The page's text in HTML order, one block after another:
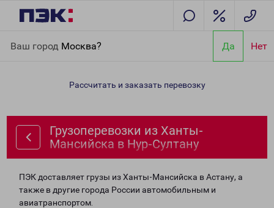
Ваш город Москва? Да Нет
Нур-Султану
Рассчитать и заказать перевозку
Грузоперевозки из Ханты-
Мансийска в Нур-Султану
ПЭК доставляет грузы из Ханты-Мансийска в Астану, а
также в другие города России автомобильным и
авиатранспортом.